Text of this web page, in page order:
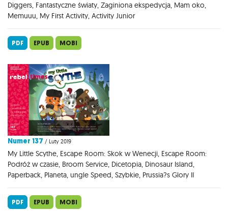
Diggers, Fantastyczne światy, Zaginiona ekspedycja, Mam oko,
Memuuu, My First Activity, Activity Junior
PDF EPUB MOBI
Numer 137 / Luty 2019
My Little Scythe, Escape Room: Skok w Wenecji, Escape Room:
Podróż w czasie, Broom Service, Dicetopia, Dinosaur Island,
Paperback, Planeta, ungle Speed, Szybkie, Prussia?s Glory II
PDF EPUB MOBI